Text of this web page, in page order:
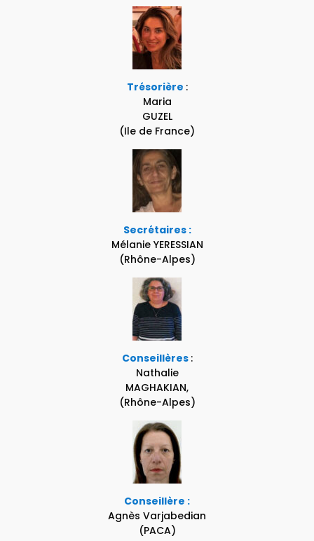
Trésorière :
Maria
GUZEL
(Ile de France)
Secrétaires :
Mélanie YERESSIAN
(Rhône-Alpes)
Conseillères :
Nathalie
MAGHAKIAN,
(Rhône-Alpes)
Conseillère :
Agnès Varjabedian
(PACA)